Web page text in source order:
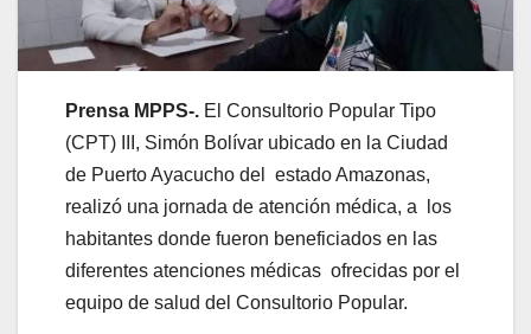
Prensa MPPS-. El Consultorio Popular Tipo
(CPT) III, Simón Bolívar ubicado en la Ciudad
de Puerto Ayacucho del estado Amazonas,
realizó una jornada de atención médica, a los
habitantes donde fueron beneficiados en las
diferentes atenciones médicas ofrecidas por el
equipo de salud del Consultorio Popular.